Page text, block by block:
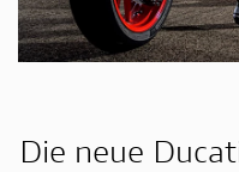
Die neue